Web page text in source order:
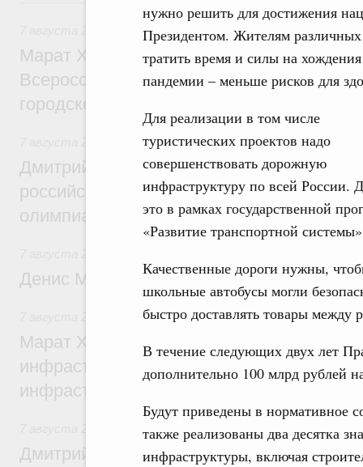
нужно решить для достижения
Президентом. Жителям
тратить время и силы на
пандемии – меньше рисков для
Для реализации в том числе
туристических проектов надо
совершенствовать дорожную
инфраструктуру по всей России.
это в рамках государственной
«Развитие транспортной
Качественные дороги нужны,
школьные автобусы могли
быстро доставлять товары
В течение следующих двух лет
дополнительно 100 млрд рублей
Будут приведены в нормативное
также реализованы два десятка
инфраструктуры, включая
Экономика городов. Городская среда
Марат Хуснуллин провёл заседание
Всероссийского конкурса лучших
городской среды
Отрасль информационных технологий
Дмитрий Чернышенко и Сергей Кравцов
российскую сборную с победой на
олимпиаде по искусственному
Денис Мантуров посетил Ярославскую
Бюджеты субъектов Федерации.
Марат Хуснуллин: 15 объектов
инфраструктуры построили и обновили
инфраструктурным кредитам
Дмитрий Патрушев: Синхронизация